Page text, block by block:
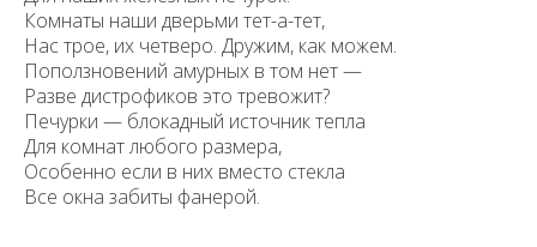
Комнаты наши дверьми тет-а-тет,
Нас трое, их четверо. Дружим, как можем.
Поползновений амурных в том нет —
Разве дистрофиков это тревожит?
Печурки — блокадный источник тепла
Для комнат любого размера,
Особенно если в них вместо стекла
Все окна забиты фанерой.